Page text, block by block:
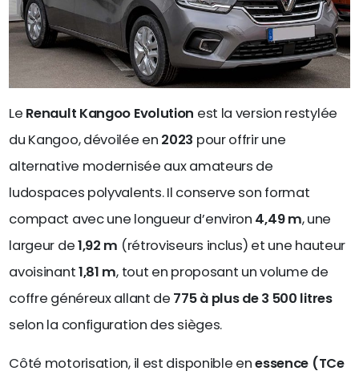
Le Renault Kangoo Evolution est la version restylée
du Kangoo, dévoilée en 2023 pour offrir une
alternative modernisée aux amateurs de
ludospaces polyvalents. Il conserve son format
compact avec une longueur d’environ 4,49 m, une
largeur de1,92 m (rétroviseurs inclus) et une hauteur
avoisinant1,81 m, tout en proposant un volume de
coffre généreux allant de 775 à plus de 3 500 litres
selon la configuration des sièges.
Côté motorisation, il est disponible enessence (TCe